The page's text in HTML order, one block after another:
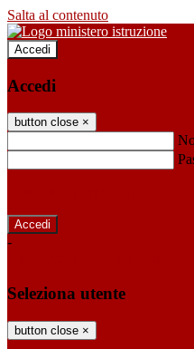
Salta al contenuto
Accedi
Accedi
button close ×
-
Seleziona utente
button close ×